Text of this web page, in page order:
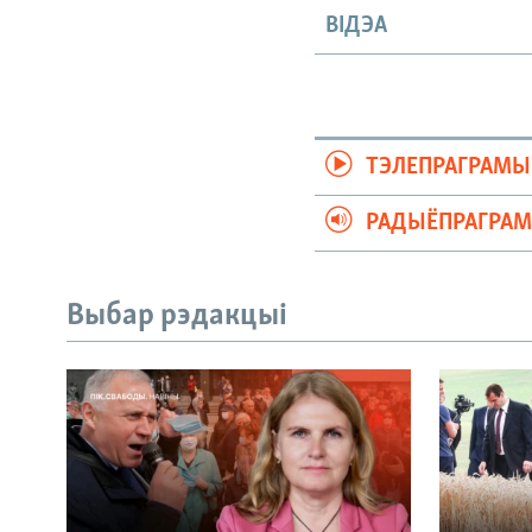
ВІДЭА
ТЭЛЕПРАГРАМЫ
Выбар рэдакцыі